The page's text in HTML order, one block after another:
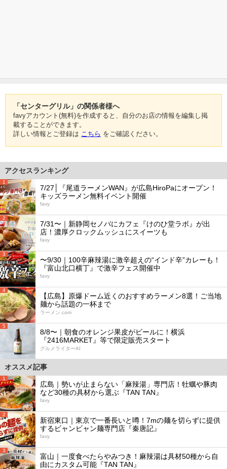
「センターグリル」の関係者様へ
favyアカウント(無料)を作成すると、自分のお店の情報を編集し掲
載することができます。
詳しい情報とご登録は こちら をご確認ください。
アクセスランキング
1
7/27│『尾道ラーメンWAN』が広島HiroPaにオープン！
キッズラーメン無料イベント開催
favy
2
7/31〜｜新静岡セノバにカフェ『けのひ堂ラボ』が出
店！濃厚クロックムッシュにスイーツも
favy
3
〜9/30｜100辛麻辣湯に激辛超えの“インド辛”カレーも！
『富山北口横丁』で激辛フェス開催中
favy
4
【広島】原爆ドーム近くのおすすめラーメン8選！ご当地
麺から話題の一杯まで
ラーメン.com
5
8/8〜｜朝食のオレンジ果皮がビールに！横浜
『2416MARKET』等で限定販売スタート
グルメライターAI
オススメ記事
1
広島｜勢いが止まらない「麻辣湯」専門店！牡蠣や豚肉
など30種の具材から選ぶ『TAN TAN』
favy
2
新宿東口｜東京で一番長いと噂！7mの麺を切らずに提供
するビャンビャン麺専門店『秦唐記』
favy
3
富山｜一度食べたらやみつき！麻辣湯は具材50種から自
由にカスタム可能『TAN TAN』